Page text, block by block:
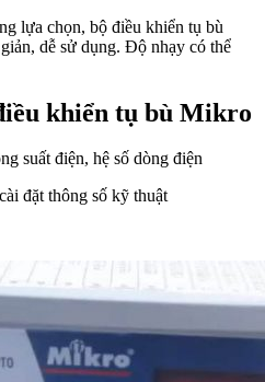
lựa chọn, bộ điều khiển tụ bù
dễ sử dụng. Độ nhạy có thể
khiển tụ bù Mikro
suất điện, hệ số dòng điện
đặt thông số kỹ thuật